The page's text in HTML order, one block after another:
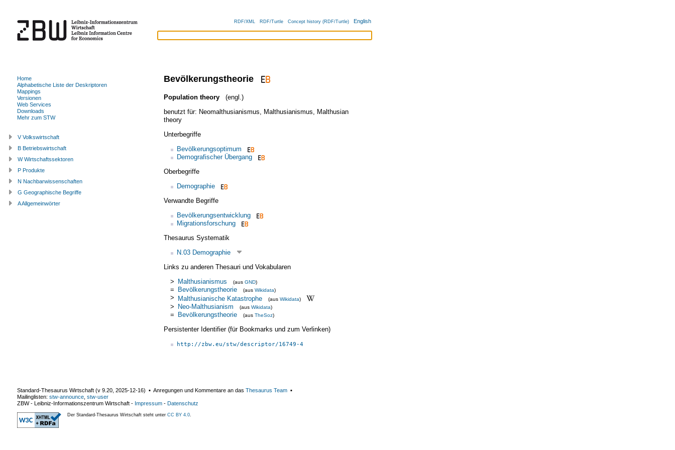
RDF/XML RDF/Turtle Concept history (RDF/Turtle) English
Bevölkerungstheorie
Population theory
(engl.)
benutzt für: Neomalthusianismus Malthusianismus
Malthusian
theory
Unterbegriffe
Bevölkerungsoptimum
Demografischer Übergang
Oberbegriffe
Demographie
Verwandte Begriffe
Bevölkerungsentwicklung
Migrationsforschung
Thesaurus Systematik
N.03 Demographie
Links zu anderen Thesauri und Vokabularen
> Malthusianismus (aus GND)
= Bevölkerungstheorie (aus Wikidata)
> Malthusianische Katastrophe (aus Wikidata)
> Neo-Malthusianism (aus Wikidata)
= Bevölkerungstheorie (aus TheSoz)
Persistenter Identifier (für Bookmarks und zum Verlinken)
http://zbw.eu/stw/descriptor/16749-4
Home
Alphabetische Liste der Deskriptoren
Mappings
Versionen
Web Services
Downloads
Mehr zum STW
V Volkswirtschaft
B Betriebswirtschaft
W Wirtschaftssektoren
P Produkte
N Nachbarwissenschaften
G Geographische Begriffe
A Allgemeinwörter
Standard-Thesaurus Wirtschaft (v 9.20 2025-12-16) ▪ Anregungen und Kommentare an das Thesaurus Team ▪
Mailinglisten: stw-announce stw-user
ZBW - Leibniz-Informationszentrum Wirtschaft - Impressum - Datenschutz
Der Standard-Thesaurus Wirtschaft steht unter CC BY 4.0